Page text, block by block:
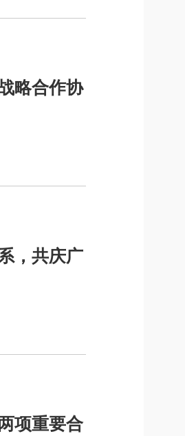
略合作协
，共庆广
项重要合